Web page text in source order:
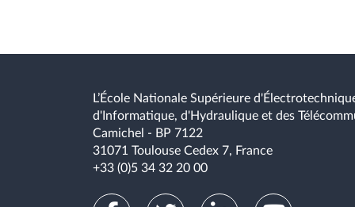
basées sur des référentiels extérieurs «
deuxième partie du cours traitera donc des
définition d’une norme commune pour la
L’École Nationale Supérieure
d'Informatique, d'Hydraulique et des
Camichel - BP 7122
31071 Toulouse Cedex 7, France
+33 (0)5 34 32 20 00